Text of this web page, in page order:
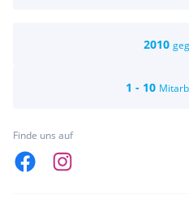
erfolgreichsten, privaten2010
1 - 10
Finde uns auf